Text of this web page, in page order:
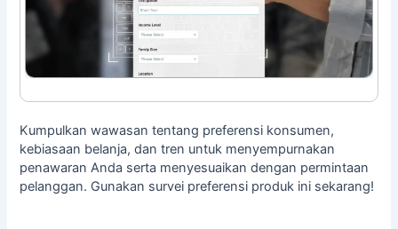
Kumpulkan wawasan tentang preferensi konsumen,
kebiasaan belanja, dan tren untuk menyempurnakan
penawaran Anda serta menyesuaikan dengan permintaan
pelanggan. Gunakan survei preferensi produk ini sekarang!